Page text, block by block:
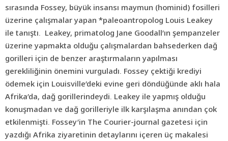
sırasında Fossey, büyük insansı maymun (hominid) fosilleri
üzerine çalışmalar yapan *paleoantropolog Louis Leakey
ile tanıştı. Leakey, primatolog Jane Goodall’ın şempanzeler
üzerine yapmakta olduğu çalışmalardan bahsederken dağ
gorilleri için de benzer araştırmaların yapılması
gerekliliğinin önemini vurguladı. Fossey çektiği krediyi
ödemek için Louisville’deki evine geri döndüğünde aklı hala
Afrika’da, dağ gorillerindeydi. Leakey ile yapmış olduğu
konuşmadan ve dağ gorilleriyle ilk karşılaşma anından çok
etkilenmişti. Fossey’in The Courier-journal gazetesi için
yazdığı Afrika ziyaretinin detaylarını içeren üç makalesi